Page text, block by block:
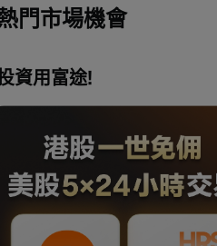
門市場機會
資用富途!